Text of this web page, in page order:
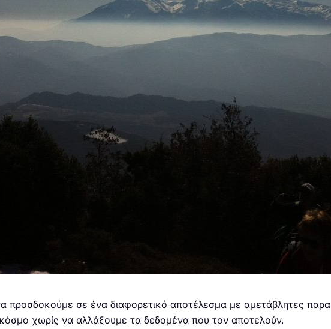
προσδοκούμε σε ένα διαφορετικό αποτέλεσμα με αμετάβλητες
χωρίς να αλλάξουμε τα δεδομένα που τον αποτελούν.